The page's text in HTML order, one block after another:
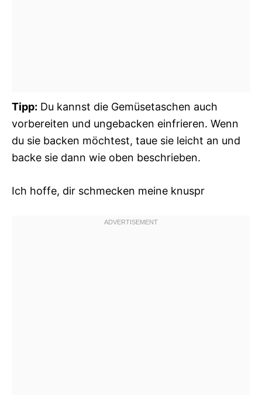
Tipp: Du kannst die Gemüsetaschen auch
vorbereiten und ungebacken einfrieren. Wenn
du sie backen möchtest, taue sie leicht an und
backe sie dann wie oben beschrieben.
Ich hoffe, dir schmecken meine knuspr